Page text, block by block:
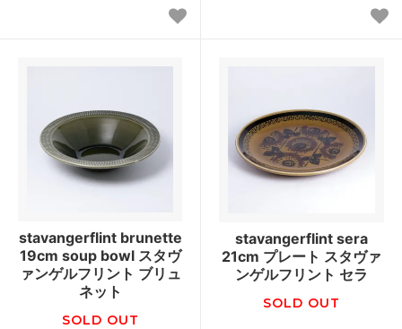
stavangerflint brunette
19cm soup bowl スタヴ
ァンゲルフリント ブリュ
ネット
SOLD OUT
stavangerflint sera
21cm プレート スタヴァ
ンゲルフリント セラ
SOLD OUT